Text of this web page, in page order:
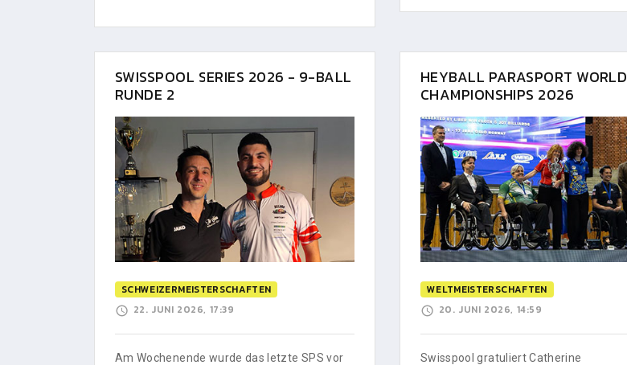
SWISSPOOL SERIES 2026 - 9-BALL
RUNDE 2
SCHWEIZERMEISTERSCHAFTEN
22. JUNI 2026, 17:39
Am Wochenende wurde das letzte SPS vor
HEYBALL PARASPORT WORLD
CHAMPIONSHIPS 2026
WELTMEISTERSCHAFTEN
20. JUNI 2026, 14:59
Swisspool gratuliert Catherine